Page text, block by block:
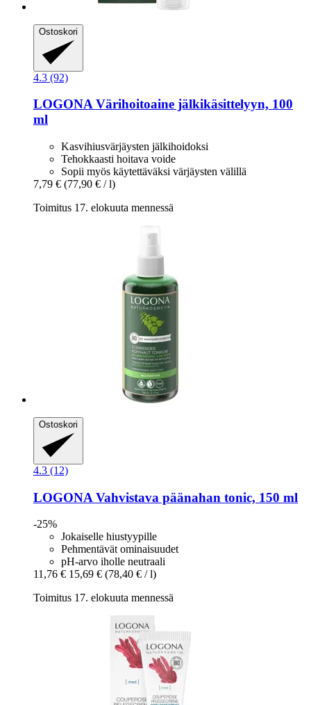
Ostoskori
4.3 (92)
LOGONAVärihoitoaine jälkikäsittelyyn, 100
ml
Kasvihiusvärjäysten jälkihoidoksi
Tehokkaasti hoitava voide
Sopii myös käytettäväksi värjäysten välillä
7,79 € (77,90 € / l)
Toimitus 17. elokuuta mennessä
Ostoskori
4.3 (12)
LOGONA Vahvistava päänahan tonic, 150 ml
-25%
Jokaiselle hiustyypille
Pehmentävät ominaisuudet
pH-arvo iholle neutraali
11,76 € 15,69 € (78,40 € / l)
Toimitus 17. elokuuta mennessä